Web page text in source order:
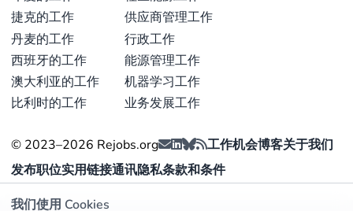
最后更新于 5月 5, 2026 |报告问题
捷克的工作
丹麦的工作
西班牙的工作
澳大利亚的工作
比利时的工作
供应商管理工作
行政工作
能源管理工作
机器学习工作
业务发展工作
© 2023–2026 Rejobs.org 工作机会博客关于我们
发布职位实用链接通讯隐私条款和条件
我们使用 Cookies